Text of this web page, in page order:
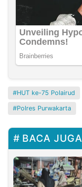
HUT ke-75 Polairud
Polres Purwakarta
BACA JUGA